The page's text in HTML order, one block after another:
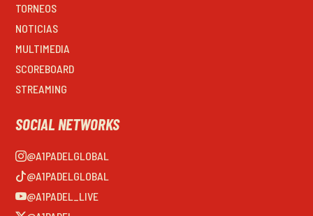
TORNEOS
NOTICIAS
MULTIMEDIA
SCOREBOARD
STREAMING
SOCIAL NETWORKS
@A1PADELGLOBAL
@A1PADELGLOBAL
@A1PADEL_LIVE